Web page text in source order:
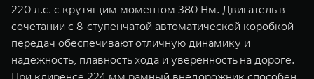
220 л.с. с крутящим моментом 380 Нм. Двигатель в
сочетании с 8-ступенчатой автоматической коробкой
передач обеспечивают отличную динамику и
надежность, плавность хода и уверенность на дороге.
При клиренсе 224 мм рамный внедорожник способен